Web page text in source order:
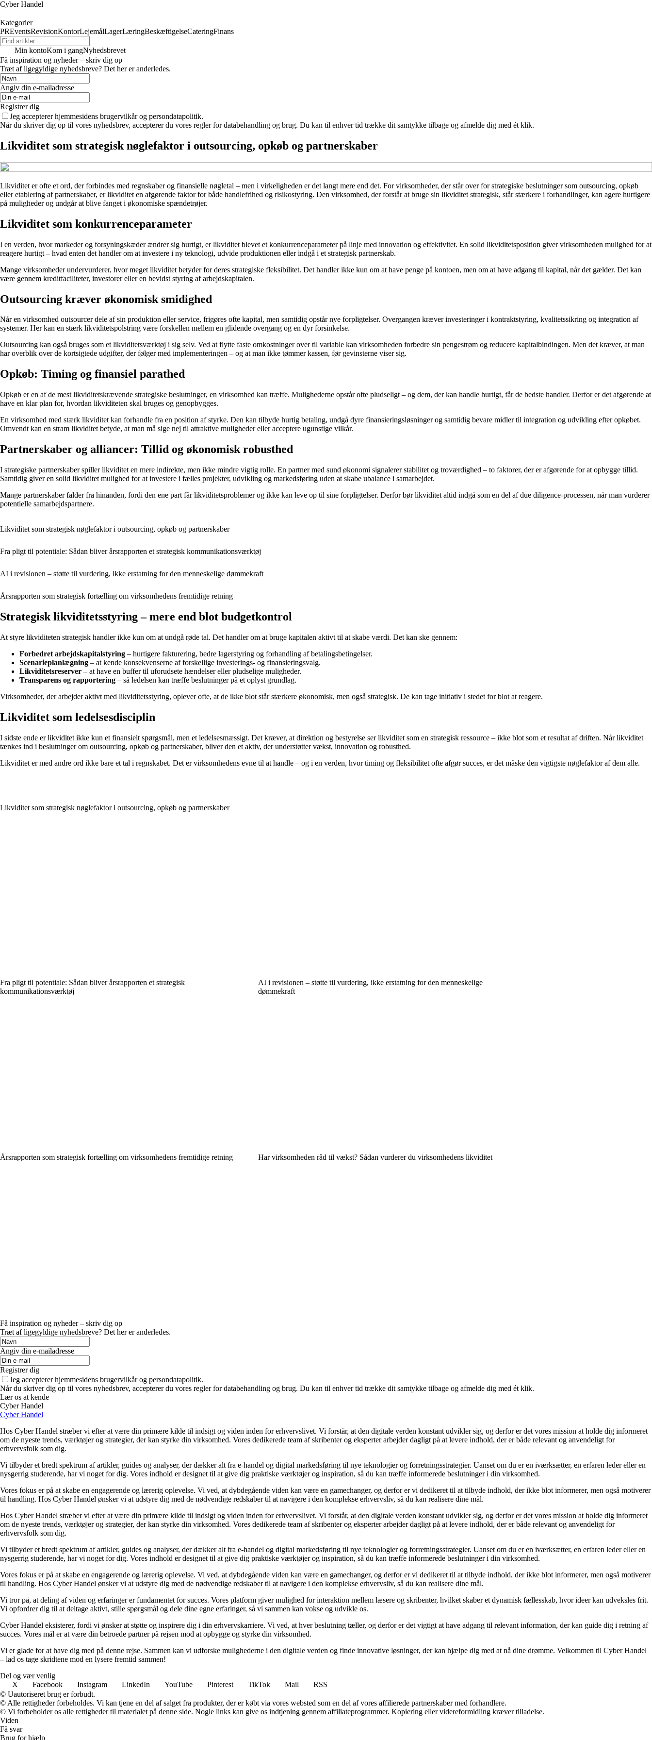
Cyber Handel
Kategorier
PREventsRevisionKontorLejemålLagerLæringBeskæftigelseCateringFinans
Min kontoKom i gangNyhedsbrevet
Få inspiration og nyheder – skriv dig op
Træt af ligegyldige nyhedsbreve? Det her er anderledes.
Angiv din e-mailadresse
Registrer dig
Jeg accepterer hjemmesidens brugervilkår og persondatapolitik.
Når du skriver dig op til vores nyhedsbrev, accepterer du vores regler for databehandling og brug. Du kan til enhver tid trække dit samtykke tilbage og afmelde dig med ét klik.
Likviditet som strategisk nøglefaktor i outsourcing, opkøb og partnerskaber
Likviditet er ofte et ord, der forbindes med regnskaber og finansielle nøgletal – men i virkeligheden er det langt mere end det. For virksomheder, der står over for strategiske beslutninger som outsourcing, opkøb
eller etablering af partnerskaber, er likviditet en afgørende faktor for både handlefrihed og risikostyring. Den virksomhed, der forstår at bruge sin likviditet strategisk, står stærkere i forhandlinger, kan agere hurtigere
på muligheder og undgår at blive fanget i økonomiske spændetrøjer.
Likviditet som konkurrenceparameter
I en verden, hvor markeder og forsyningskæder ændrer sig hurtigt, er likviditet blevet et konkurrenceparameter på linje med innovation og effektivitet. En solid likviditetsposition giver virksomheden mulighed for at
reagere hurtigt – hvad enten det handler om at investere i ny teknologi, udvide produktionen eller indgå i et strategisk partnerskab.
Mange virksomheder undervurderer, hvor meget likviditet betyder for deres strategiske fleksibilitet. Det handler ikke kun om at have penge på kontoen, men om at have adgang til kapital, når det gælder. Det kan
være gennem kreditfaciliteter, investorer eller en bevidst styring af arbejdskapitalen.
Outsourcing kræver økonomisk smidighed
Når en virksomhed outsourcer dele af sin produktion eller service, frigøres ofte kapital, men samtidig opstår nye forpligtelser. Overgangen kræver investeringer i kontraktstyring, kvalitetssikring og integration af
systemer. Her kan en stærk likviditetspolstring være forskellen mellem en glidende overgang og en dyr forsinkelse.
Outsourcing kan også bruges som et likviditetsværktøj i sig selv. Ved at flytte faste omkostninger over til variable kan virksomheden forbedre sin pengestrøm og reducere kapitalbindingen. Men det kræver, at man
har overblik over de kortsigtede udgifter, der følger med implementeringen – og at man ikke tømmer kassen, før gevinsterne viser sig.
Opkøb: Timing og finansiel parathed
Opkøb er en af de mest likviditetskrævende strategiske beslutninger, en virksomhed kan træffe. Mulighederne opstår ofte pludseligt – og dem, der kan handle hurtigt, får de bedste handler. Derfor er det afgørende at
have en klar plan for, hvordan likviditeten skal bruges og genopbygges.
En virksomhed med stærk likviditet kan forhandle fra en position af styrke. Den kan tilbyde hurtig betaling, undgå dyre finansieringsløsninger og samtidig bevare midler til integration og udvikling efter opkøbet.
Omvendt kan en stram likviditet betyde, at man må sige nej til attraktive muligheder eller acceptere ugunstige vilkår.
Partnerskaber og alliancer: Tillid og økonomisk robusthed
I strategiske partnerskaber spiller likviditet en mere indirekte, men ikke mindre vigtig rolle. En partner med sund økonomi signalerer stabilitet og troværdighed – to faktorer, der er afgørende for at opbygge tillid.
Samtidig giver en solid likviditet mulighed for at investere i fælles projekter, udvikling og markedsføring uden at skabe ubalance i samarbejdet.
Mange partnerskaber falder fra hinanden, fordi den ene part får likviditetsproblemer og ikke kan leve op til sine forpligtelser. Derfor bør likviditet altid indgå som en del af due diligence-processen, når man vurderer
potentielle samarbejdspartnere.
Likviditet som strategisk nøglefaktor i outsourcing, opkøb og partnerskaber
Fra pligt til potentiale: Sådan bliver årsrapporten et strategisk kommunikationsværktøj
AI i revisionen – støtte til vurdering, ikke erstatning for den menneskelige dømmekraft
Årsrapporten som strategisk fortælling om virksomhedens fremtidige retning
Strategisk likviditetsstyring – mere end blot budgetkontrol
At styre likviditeten strategisk handler ikke kun om at undgå røde tal. Det handler om at bruge kapitalen aktivt til at skabe værdi. Det kan ske gennem:
Forbedret arbejdskapitalstyring – hurtigere fakturering, bedre lagerstyring og forhandling af betalingsbetingelser.
Scenarieplanlægning – at kende konsekvenserne af forskellige investerings- og finansieringsvalg.
Likviditetsreserver – at have en buffer til uforudsete hændelser eller pludselige muligheder.
Transparens og rapportering – så ledelsen kan træffe beslutninger på et oplyst grundlag.
Virksomheder, der arbejder aktivt med likviditetsstyring, oplever ofte, at de ikke blot står stærkere økonomisk, men også strategisk. De kan tage initiativ i stedet for blot at reagere.
Likviditet som ledelsesdisciplin
I sidste ende er likviditet ikke kun et finansielt spørgsmål, men et ledelsesmæssigt. Det kræver, at direktion og bestyrelse ser likviditet som en strategisk ressource – ikke blot som et resultat af driften. Når likviditet
tænkes ind i beslutninger om outsourcing, opkøb og partnerskaber, bliver den et aktiv, der understøtter vækst, innovation og robusthed.
Likviditet er med andre ord ikke bare et tal i regnskabet. Det er virksomhedens evne til at handle – og i en verden, hvor timing og fleksibilitet ofte afgør succes, er det måske den vigtigste nøglefaktor af dem alle.
Likviditet som strategisk nøglefaktor i outsourcing, opkøb og partnerskaber
Fra pligt til potentiale: Sådan bliver årsrapporten et strategisk
kommunikationsværktøj
AI i revisionen – støtte til vurdering, ikke erstatning for den menneskelige
dømmekraft
Årsrapporten som strategisk fortælling om virksomhedens fremtidige retning Har virksomheden råd til vækst? Sådan vurderer du virksomhedens likviditet
Få inspiration og nyheder – skriv dig op
Træt af ligegyldige nyhedsbreve? Det her er anderledes.
Angiv din e-mailadresse
Registrer dig
Jeg accepterer hjemmesidens brugervilkår og persondatapolitik.
Når du skriver dig op til vores nyhedsbrev, accepterer du vores regler for databehandling og brug. Du kan til enhver tid trække dit samtykke tilbage og afmelde dig med ét klik.
Lær os at kende
Cyber Handel
Cyber Handel
Hos Cyber Handel stræber vi efter at være din primære kilde til indsigt og viden inden for erhvervslivet. Vi forstår, at den digitale verden konstant udvikler sig, og derfor er det vores mission at holde dig informeret
om de nyeste trends, værktøjer og strategier, der kan styrke din virksomhed. Vores dedikerede team af skribenter og eksperter arbejder dagligt på at levere indhold, der er både relevant og anvendeligt for
erhvervsfolk som dig.
Vi tilbyder et bredt spektrum af artikler, guides og analyser, der dækker alt fra e-handel og digital markedsføring til nye teknologier og forretningsstrategier. Uanset om du er en iværksætter, en erfaren leder eller en
nysgerrig studerende, har vi noget for dig. Vores indhold er designet til at give dig praktiske værktøjer og inspiration, så du kan træffe informerede beslutninger i din virksomhed.
Vores fokus er på at skabe en engagerende og lærerig oplevelse. Vi ved, at dybdegående viden kan være en gamechanger, og derfor er vi dedikeret til at tilbyde indhold, der ikke blot informerer, men også motiverer
til handling. Hos Cyber Handel ønsker vi at udstyre dig med de nødvendige redskaber til at navigere i den komplekse erhvervsliv, så du kan realisere dine mål.
Hos Cyber Handel stræber vi efter at være din primære kilde til indsigt og viden inden for erhvervslivet. Vi forstår, at den digitale verden konstant udvikler sig, og derfor er det vores mission at holde dig informeret
om de nyeste trends, værktøjer og strategier, der kan styrke din virksomhed. Vores dedikerede team af skribenter og eksperter arbejder dagligt på at levere indhold, der er både relevant og anvendeligt for
erhvervsfolk som dig.
Vi tilbyder et bredt spektrum af artikler, guides og analyser, der dækker alt fra e-handel og digital markedsføring til nye teknologier og forretningsstrategier. Uanset om du er en iværksætter, en erfaren leder eller en
nysgerrig studerende, har vi noget for dig. Vores indhold er designet til at give dig praktiske værktøjer og inspiration, så du kan træffe informerede beslutninger i din virksomhed.
Vores fokus er på at skabe en engagerende og lærerig oplevelse. Vi ved, at dybdegående viden kan være en gamechanger, og derfor er vi dedikeret til at tilbyde indhold, der ikke blot informerer, men også motiverer
til handling. Hos Cyber Handel ønsker vi at udstyre dig med de nødvendige redskaber til at navigere i den komplekse erhvervsliv, så du kan realisere dine mål.
Vi tror på, at deling af viden og erfaringer er fundamentet for succes. Vores platform giver mulighed for interaktion mellem læsere og skribenter, hvilket skaber et dynamisk fællesskab, hvor ideer kan udveksles frit.
Vi opfordrer dig til at deltage aktivt, stille spørgsmål og dele dine egne erfaringer, så vi sammen kan vokse og udvikle os.
Cyber Handel eksisterer, fordi vi ønsker at støtte og inspirere dig i din erhvervskarriere. Vi ved, at hver beslutning tæller, og derfor er det vigtigt at have adgang til relevant information, der kan guide dig i retning af
succes. Vores mål er at være din betroede partner på rejsen mod at opbygge og styrke din virksomhed.
Vi er glade for at have dig med på denne rejse. Sammen kan vi udforske mulighederne i den digitale verden og finde innovative løsninger, der kan hjælpe dig med at nå dine drømme. Velkommen til Cyber Handel
– lad os tage skridtene mod en lysere fremtid sammen!
Del og vær venlig
X
Facebook Instagram LinkedIn YouTube Pinterest TikTok Mail
RSS
© Uautoriseret brug er forbudt.
© Alle rettigheder forbeholdes. Vi kan tjene en del af salget fra produkter, der er købt via vores websted som en del af vores affilierede partnerskaber med forhandlere.
© Vi forbeholder os alle rettigheder til materialet på denne side. Nogle links kan give os indtjening gennem affiliateprogrammer. Kopiering eller videreformidling kræver tilladelse.
Viden
Få svar
Brug for hjælp